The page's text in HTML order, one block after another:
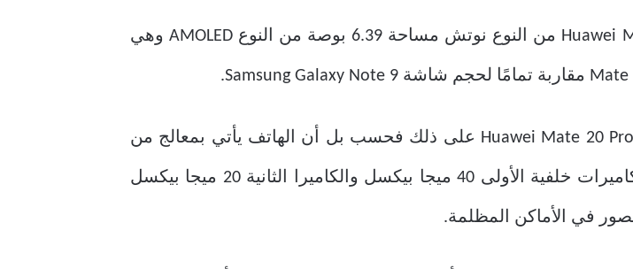
الشاشة التي يأتي بها هاتف هواوي ميت 20 برو Huawei Mate 20 Pro من النوع نوتش مساحة 6.39 بوصة من النوع AMOLED وهي
لا تقتصر المميزات التي يأتي بها هاتف هواوي ميت 20 برو Huawei Mate 20 Pro على ذلك فحسب بل أن الهاتف يأتي بمعالج من
النوع كيرين 980 ويدعم خاصية الذكاء الإصطناعي مع ثلاثة كاميرات خلفية الأولى 40 ميجا بيكسل والكاميرا الثانية 20 ميجا بيكسل